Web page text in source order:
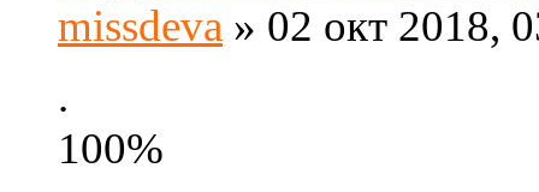
missdeva » 02 окт 2018,
.
100%